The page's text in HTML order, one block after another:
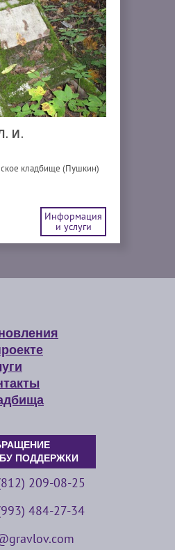
И.
кладбище (Пушкин)
Информация
и услуги
ПОДДЕРЖКИ
209-08-25
484-27-34